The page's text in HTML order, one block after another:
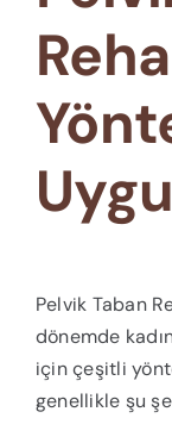
Pelvik Taban
dönemde
için çeşitli
genellikle şu